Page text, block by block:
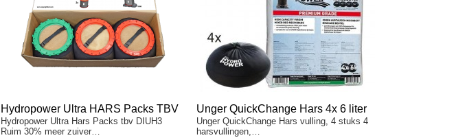
Hydropower Ultra HARS Packs TBV
DIUH3
Hydropower Ultra Hars Packs tbv DIUH3
Ruim 30% meer zuiver…
Unger QuickChange Hars 4x 6 liter
Unger QuickChange Hars vulling, 4 stuks 4
harsvullingen,…